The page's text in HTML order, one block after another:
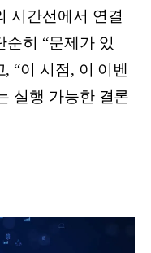
시간선에서 연결
히 “문제가 있
“이 시점, 이 이벤
실행 가능한 결론